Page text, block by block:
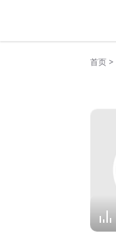
首页 >